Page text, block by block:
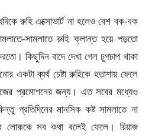
রুহি এক্সোভার্ট না হলেও বেশ বক-বক
সামলাতে রুহি ক্লান্ত হয়ে পড়তো
কিছুদিন বাদে দেখা গেল চুপচাপ থাকা
একটা ব্যর্থ চেষ্টা রুহিকে হতাশায় ফেলে
প্রমোশনের জন্য। এত সবের মধ্যেও
প্রতিদিনের মানসিক কষ্ট সামলাতে না
লোককে সব কথা বলেই ফেলে। রিয়াজ